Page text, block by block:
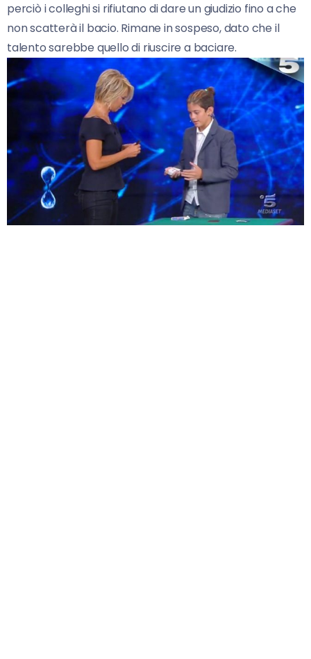
perciò i colleghi si rifiutano di dare un giudizio fino a che
non scatterà il bacio. Rimane in sospeso, dato che il
talento sarebbe quello di riuscire a baciare.